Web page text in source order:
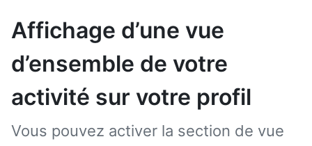
Affichage d’une vue
d’ensemble de votre
activité sur votre profil
Vous pouvez activer la section de vue